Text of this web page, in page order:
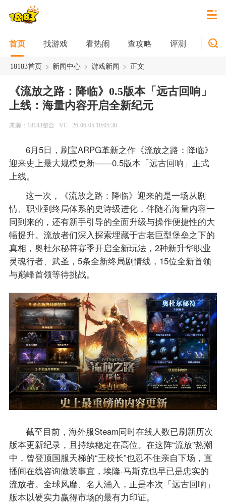
首页 找游戏 看热闹 查攻略 评测 新游
18183首页 > 新闻中心 > 游戏新闻 > 正文
《流放之路：降临》0.5版本「远古回响」
上线：海量内容开启全新纪元
来源：18183整合 VC 26-06-05 10:05:30
6月5日，刷宝ARPG革新之作《流放之路：降临》
迎来史上最大规模更新——0.5版本「远古回响」正式
上线。
这一次，《流放之路：降临》迎来的是一场从剧
情、职业到终局体系的史诗级进化，伴随着海量内容一
同到来的，还有新手引导的全面升级与操作便捷性的大
幅提升。流放者们深入探索埋藏于古老巨型堡垒之下的
真相，奥杜尔秘符赛季开启全新玩法，2种新升华职业
灵魂行者、武圣，5条全新终局剧情线，15位全新首领
与巅峰首领等待挑战。
截至目前，海外服Steam同时在线人数已刷新历次
版本更新纪录，且持续稳定在高位。在这阵“流放”热潮
中，曾登顶国服天梯的“王校长”也忍不住亲自下场，直
播间在线咨询做装事宜，埃隆·马斯克也早已是忠实的
流放者。全球风靡、名人涌入，正是本次「远古回响」
版本以硬实力赢得市场的最有力印证。